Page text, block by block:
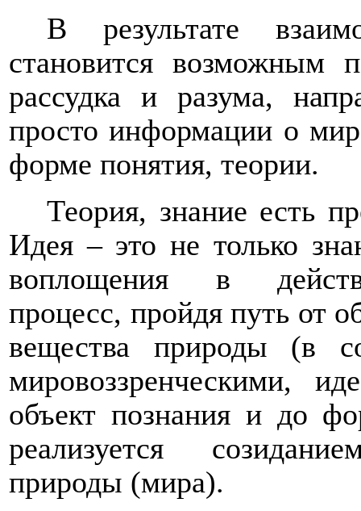
В результате
становится возможным
рассудка и разума,
просто информации о
форме понятия, теории.
Теория, знание есть
Идея – это не только
воплощения в
процесс, пройдя путь от
вещества природы (в
мировоззренческими,
объект познания и до
реализуется
природы (мира).